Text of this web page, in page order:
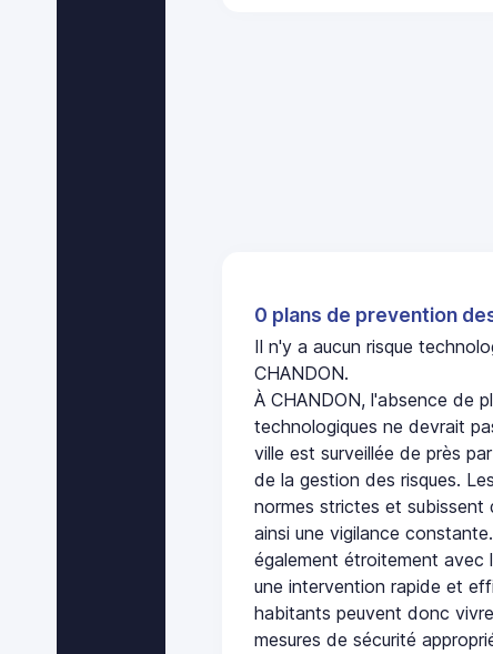
0 plans de prevention
Il n'y a aucun risque
CHANDON.
À CHANDON, l'absence de
technologiques ne devrait
ville est surveillée de près
de la gestion des risques.
normes strictes et subissent
ainsi une vigilance
également étroitement avec
une intervention rapide et
habitants peuvent donc
mesures de sécurité